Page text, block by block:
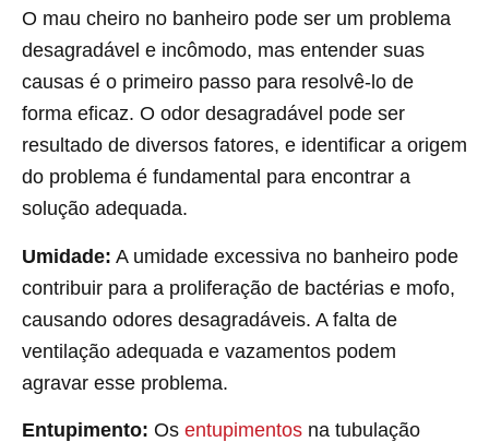
O mau cheiro no banheiro pode ser um problema
desagradável e incômodo, mas entender suas
causas é o primeiro passo para resolvê-lo de
forma eficaz. O odor desagradável pode ser
resultado de diversos fatores, e identificar a origem
do problema é fundamental para encontrar a
solução adequada.
Umidade: A umidade excessiva no banheiro pode
contribuir para a proliferação de bactérias e mofo,
causando odores desagradáveis. A falta de
ventilação adequada e vazamentos podem
agravar esse problema.
Entupimento: Os entupimentos na tubulação